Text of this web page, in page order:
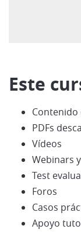
Este
PDFs
Vídeos
Webinars
Test
Foros
Casos
Apoyo